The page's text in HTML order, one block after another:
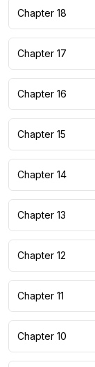
Chapter 18
Chapter 17
Chapter 16
Chapter 15
Chapter 14
Chapter 13
Chapter 12
Chapter 11
Chapter 10